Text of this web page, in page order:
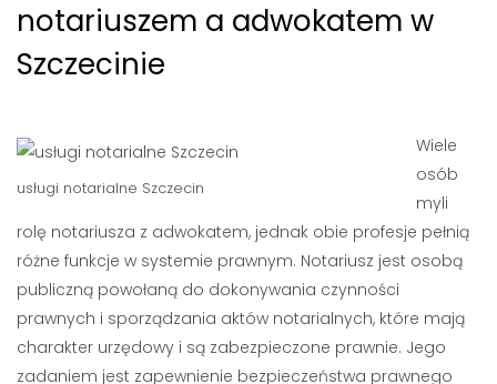
notariuszem a adwokatem w
Szczecinie
usługi notarialne Szczecin
Wiele
osób
myli
rolę notariusza z adwokatem, jednak obie profesje pełnią
różne funkcje w systemie prawnym. Notariusz jest osobą
publiczną powołaną do dokonywania czynności
prawnych i sporządzania aktów notarialnych, które mają
charakter urzędowy i są zabezpieczone prawnie. Jego
zadaniem jest zapewnienie bezpieczeństwa prawnego